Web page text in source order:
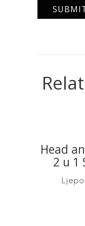
Head
2 u 1